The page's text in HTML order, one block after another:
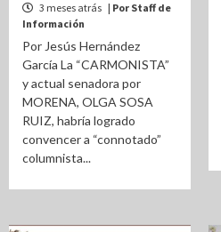
3 meses atrás | Por Staff de
Información
Por Jesús Hernández
García La “CARMONISTA”
y actual senadora por
MORENA, OLGA SOSA
RUIZ, habría logrado
convencer a “connotado”
columnista...